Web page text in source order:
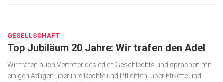
Geschäft
gesund & schön
Gesellschaft
GESELLSCHAFT
Top Jubiläum 20 Jahre: Wir trafen den Adel
Wir trafen auch Vertreter des edlen Geschlechts und sprachen mit
einigen Adligen über ihre Rechte und Pflichten, über Etikette und